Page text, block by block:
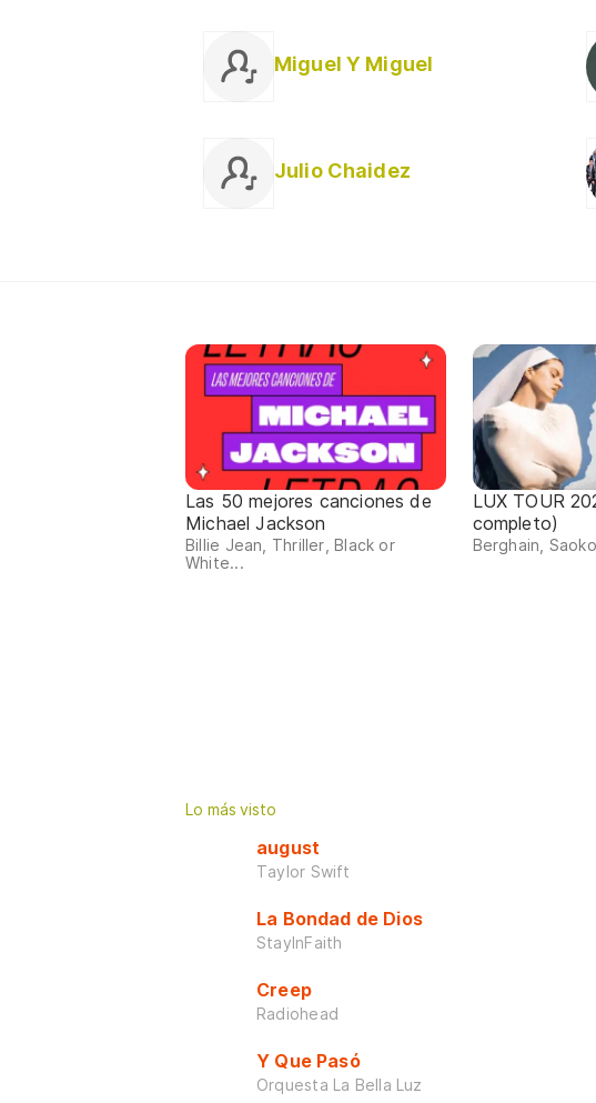
Miguel Y Miguel
Julio Chaidez
Las 50 mejores canciones de
Michael Jackson
Billie Jean, Thriller, Black or
White...
LUX TOUR
completo)
Berghain,
Lo más visto
august
Taylor Swift
La Bondad de Dios
StayInFaith
Creep
Radiohead
Y Que Pasó
Orquesta La Bella Luz